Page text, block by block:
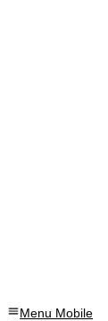
Menu Mobile